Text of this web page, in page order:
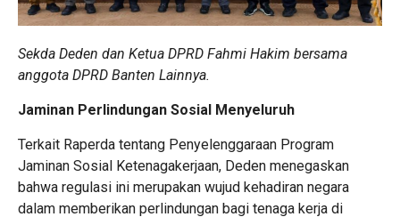
Sekda Deden dan Ketua DPRD Fahmi Hakim bersama
anggota DPRD Banten Lainnya.
​Jaminan Perlindungan Sosial Menyeluruh
​Terkait Raperda tentang Penyelenggaraan Program
Jaminan Sosial Ketenagakerjaan, Deden menegaskan
bahwa regulasi ini merupakan wujud kehadiran negara
dalam memberikan perlindungan bagi tenaga kerja di